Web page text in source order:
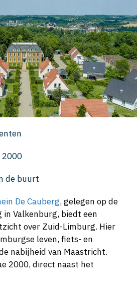
2000
de buurt
De Cauberg, gelegen op de
in Valkenburg, biedt een
over Zuid-Limburg. Hier
leven, fiets- en
nabijheid van Maastricht.
2000, direct naast het